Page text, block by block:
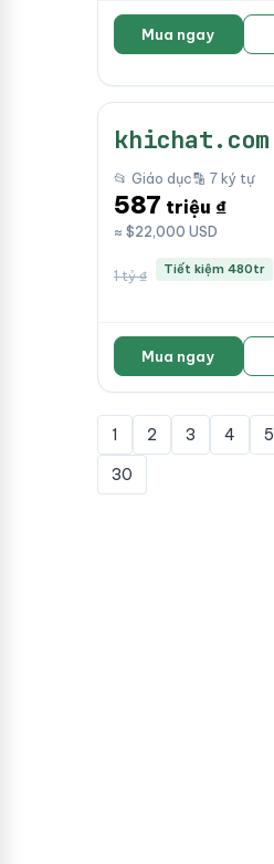
Mua ngay
khichat.com
📂 Giáo dục🔡 7 ký tự
587 triệu ₫
≈ $22,000 USD
1 tỷ ₫ Tiết kiệm 480tr
Mua ngay
1 2 3 4 5
30